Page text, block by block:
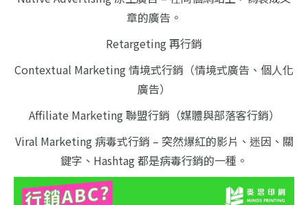
章的廣告。
Retargeting 再行銷
Contextual Marketing 情境式行銷（情境式廣告、個人化
廣告）
Affiliate Marketing 聯盟行銷（媒體與部落客行銷）
Viral Marketing 病毒式行銷 – 突然爆紅的影片、迷因、關
鍵字、Hashtag 都是病毒行銷的一種。